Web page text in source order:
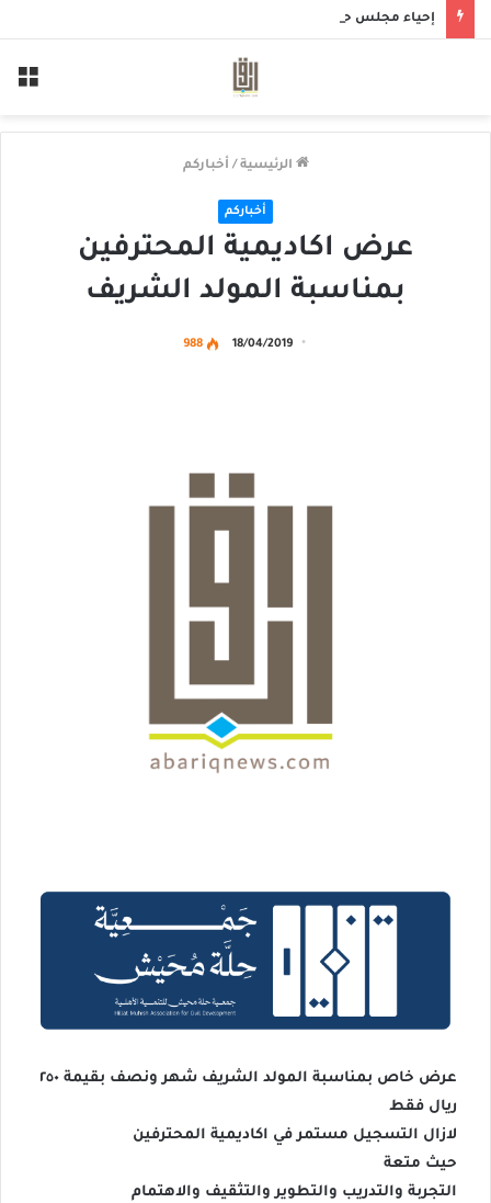
إحياء مجلس حسيني بمأتم الحاج أحمد منصور الخميس
الرئيسية / أخباركم
أخباركم
عرض اكاديمية المحترفين
بمناسبة المولد الشريف
18/04/2019
988
عرض خاص بمناسبة المولد الشريف شهر ونصف بقيمة ٢٥٠
ريال فقط
لازال التسجيل مستمر في اكاديمية المحترفين
حيث متعة
التجربة والتدريب والتطوير والتثقيف والاهتمام